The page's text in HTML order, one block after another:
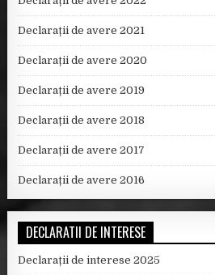
Declarații de avere 2021
Declarații de avere 2020
Declarații de avere 2019
Declarații de avere 2018
Declarații de avere 2017
Declarații de avere 2016
DECLARATII DE INTERESE
Declarații de interese 2025